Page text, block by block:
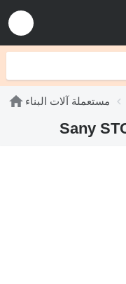
مستعملة آلات البناء